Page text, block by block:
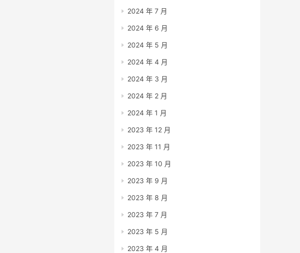
2024 年 7 月
2024 年 6 月
2024 年 5 月
2024 年 4 月
2024 年 3 月
2024 年 2 月
2024 年 1 月
2023 年 12 月
2023 年 11 月
2023 年 10 月
2023 年 9 月
2023 年 8 月
2023 年 7 月
2023 年 5 月
2023 年 4 月